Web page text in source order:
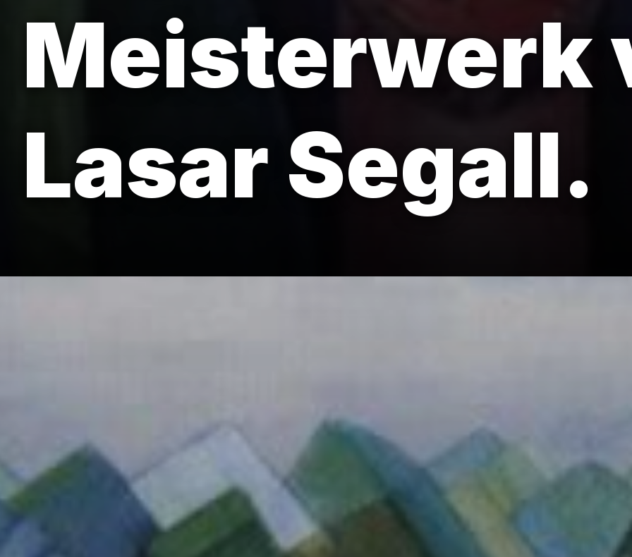
Meisterwerk
Lasar Segall.